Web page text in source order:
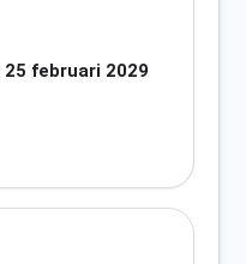
februari 2029